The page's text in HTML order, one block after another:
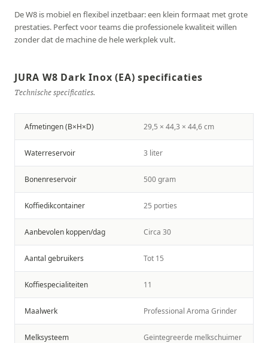
De W8 is mobiel en flexibel inzetbaar: een klein formaat met grote
prestaties. Perfect voor teams die professionele kwaliteit willen
zonder dat de machine de hele werkplek vult.
JURA W8 Dark Inox (EA) specificaties
Technische specificaties.
Afmetingen (B×H×D) 29,5 × 44,3 × 44,6 cm
Waterreservoir 3 liter
Bonenreservoir 500 gram
Koffiedikcontainer 25 porties
Aanbevolen koppen/dag Circa 30
Aantal gebruikers Tot 15
Koffiespecialiteiten 11
Maalwerk Professional Aroma Grinder
Melksysteem Geïntegreerde melkschuimer